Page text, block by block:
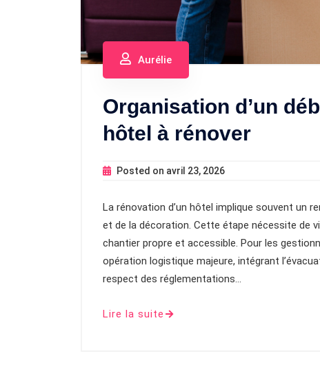
Aurélie
Organisation d’un
hôtel à rénover
Posted on avril 23, 2026
La rénovation d’un hôtel implique souvent un
et de la décoration. Cette étape nécessite de
chantier propre et accessible. Pour les
opération logistique majeure, intégrant
respect des réglementations…
Lire la suite